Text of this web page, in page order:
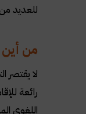
للعديد
من
لا يقتصر
رائعة
اللغوي